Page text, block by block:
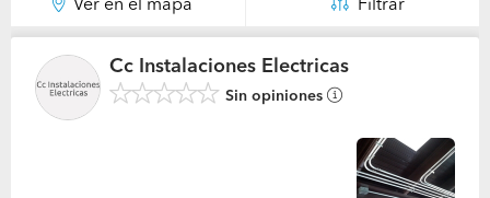
Ver en el mapa Filtrar
Cc Instalaciones Electricas
Sin opiniones